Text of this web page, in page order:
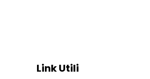
Link Utili